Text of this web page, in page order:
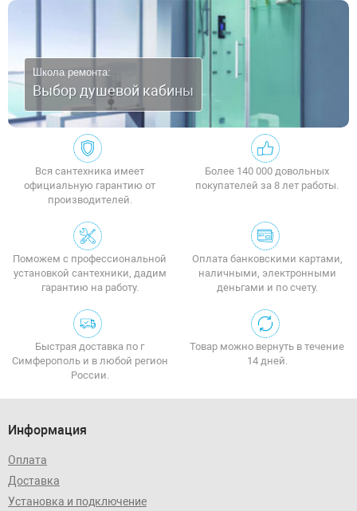
Школа ремонта:
Выбор душевой кабины
Вся сантехника имеет
официальную гарантию от
производителей.
Более 140 000 довольных
покупателей за 8 лет работы.
Поможем с профессиональной
установкой сантехники, дадим
гарантию на работу.
Оплата банковскими картами,
наличными, электронными
деньгами и по счету.
Быстрая доставка по г
Симферополь и в любой регион
России.
Товар можно вернуть в течение
14 дней.
Информация
Оплата
Доставка
Установка и подключение